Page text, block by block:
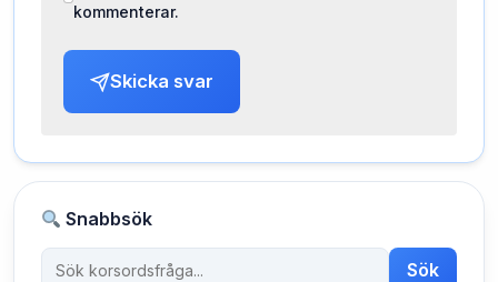
kommenterar.
Skicka svar
Snabbsök
Sök